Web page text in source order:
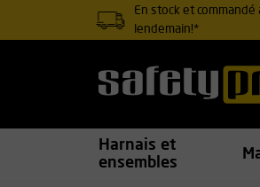
En stock et
lendemain!*
Harnais et
ensembles